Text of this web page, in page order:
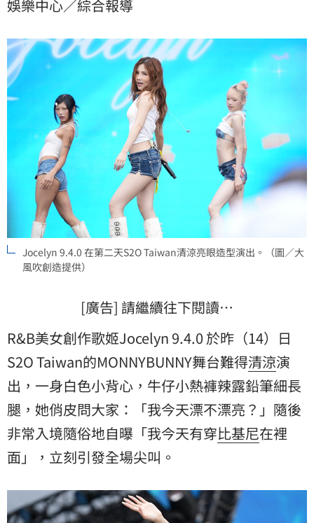
娛樂中心／綜合報導
Jocelyn 9.4.0 在第二天S2O Taiwan清涼亮眼造型演出。（圖／大
風吹創造提供）
[廣告] 請繼續往下閱讀…
R&B美女創作歌姬Jocelyn 9.4.0 於昨（14）日
S2OTaiwan的MONNYBUNNY舞台難得清涼演
出，一身白色小背心，牛仔小熱褲辣露鉛筆細長
腿，她俏皮問大家：「我今天漂不漂亮？」隨後
非常入境隨俗地自曝「我今天有穿比基尼在裡
面」，立刻引發全場尖叫。